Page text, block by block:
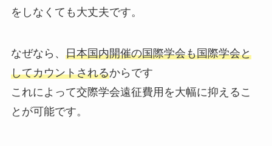
をしなくても大丈夫です。
なぜなら、 日本国内開催の国際学会も国際学会と
してカウントされるからです
これによって交際学会遠征費用を大幅に抑えるこ
とが可能です。